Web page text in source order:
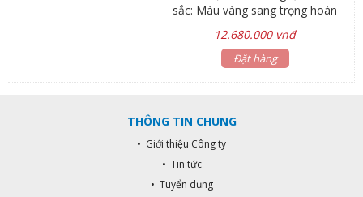
sắc: Màu vàng sang trọng hoàn
hảo. – Thiết kế đặc biệt tiện lợi khi
đóng và mở cửa (Đẩy/ Kéo). – 4
tính năng: vân tay, mã số, thẻ RF
năng tự động khóa kín sau khi đóng
cửa. – Nguồn cấp 8 viên pin AA
12.680.000 vnđ
Đặt hàng
THÔNG TIN CHUNG
• Giới thiệu Công ty
• Tin tức
• Tuyển dụng